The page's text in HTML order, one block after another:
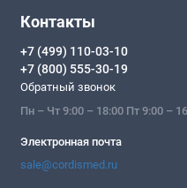
Контакты
+7 (499) 110-03-10
+7 (800) 555-30-19
Обратный звонок
Пн – Чт 9:00 – 18:00 Пт 9:00 –
Электронная почта
sale@cordismed.ru